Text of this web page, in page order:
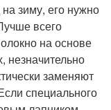
зиму, его нужно
всего
на основе
незначительно
заменяют
специального